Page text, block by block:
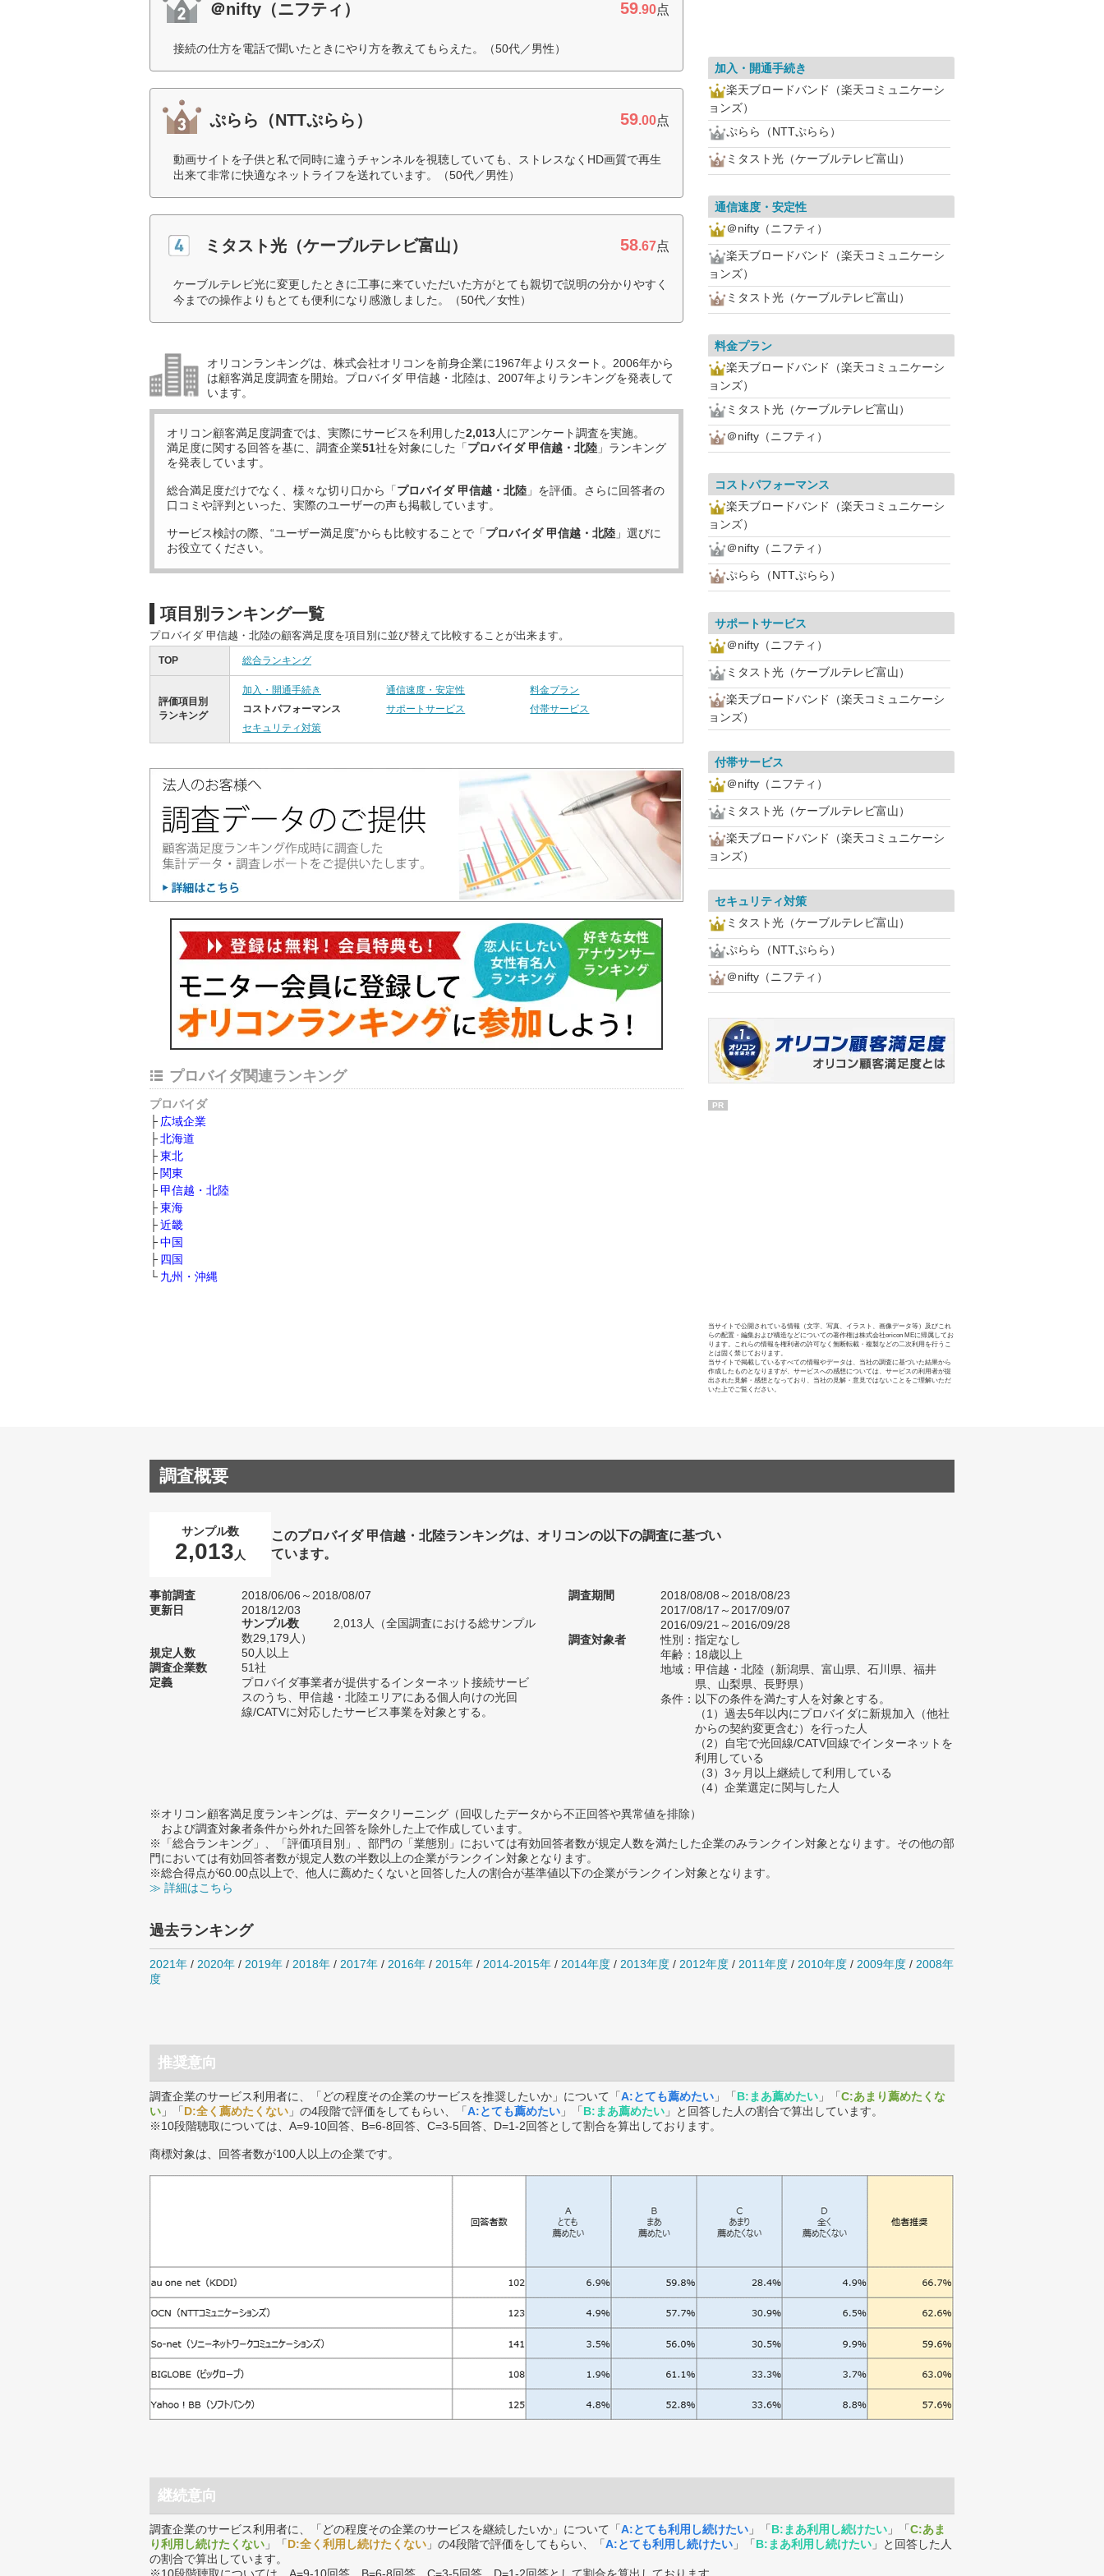
＠nifty（ニフティ） 59.90点
接続の仕方を電話で聞いたときにやり方を教えてもらえた。（50代／男性）
ぷらら（NTTぷらら） 59.00点
動画サイトを子供と私で同時に違うチャンネルを視聴していても、ストレスなくHD画質で再生
出来て非常に快適なネットライフを送れています。（50代／男性）
ミタスト光（ケーブルテレビ富山） 58.67点
ケーブルテレビ光に変更したときに工事に来ていただいた方がとても親切で説明の分かりやすく
今までの操作よりもとても便利になり感激しました。（50代／女性）
オリコンランキングは、株式会社オリコンを前身企業に1967年よりスタート。2006年から
は顧客満足度調査を開始。プロバイダ 甲信越・北陸は、2007年よりランキングを発表して
います。
オリコン顧客満足度調査では、実際にサービスを利用した2,013人にアンケート調査を実施。
満足度に関する回答を基に、調査企業51社を対象にした「プロバイダ 甲信越・北陸 」ランキング
を発表しています。
総合満足度だけでなく、様々な切り口から「プロバイダ 甲信越・北陸 」を評価。さらに回答者の
口コミや評判といった、実際のユーザーの声も掲載しています。
サービス検討の際、“ユーザー満足度”からも比較することで「プロバイダ 甲信越・北陸 」選びに
お役立てください。
項目別ランキング一覧
プロバイダ 甲信越・北陸の顧客満足度を項目別に並び替えて比較することが出来ます。
TOP 総合ランキング
評価項目別
ランキング
加入・開通手続き 通信速度・安定性
料金プラン
コストパフォーマンス
サポートサービス
付帯サービス
セキュリティ対策
プロバイダ関連ランキング
プロバイダ
広域企業
北海道
東北
関東
甲信越・北陸
東海
近畿
中国
四国
九州・沖縄
加入・開通手続き
楽天ブロードバンド（楽天コミュニケーシ
ョンズ）
ぷらら（NTTぷらら）
ミタスト光（ケーブルテレビ富山）
通信速度・安定性
＠nifty（ニフティ）
楽天ブロードバンド（楽天コミュニケーシ
ョンズ）
ミタスト光（ケーブルテレビ富山）
料金プラン
楽天ブロードバンド（楽天コミュニケーシ
ョンズ）
ミタスト光（ケーブルテレビ富山）
＠nifty（ニフティ）
コストパフォーマンス
楽天ブロードバンド（楽天コミュニケーシ
ョンズ）
＠nifty（ニフティ）
ぷらら（NTTぷらら）
サポートサービス
＠nifty（ニフティ）
ミタスト光（ケーブルテレビ富山）
楽天ブロードバンド（楽天コミュニケーシ
ョンズ）
付帯サービス
＠nifty（ニフティ）
ミタスト光（ケーブルテレビ富山）
楽天ブロードバンド（楽天コミュニケーシ
ョンズ）
セキュリティ対策
ミタスト光（ケーブルテレビ富山）
ぷらら（NTTぷらら）
＠nifty（ニフティ）
PR
当サイトで公開されている情報（文字、写真、イラスト、画像データ等）及びこれ
らの配置・編集および構造などについての著作権は株式会社oricon MEに帰属してお
ります。これらの情報を権利者の許可なく無断転載・複製などの二次利用を行うこ
とは固く禁じております。
当サイトで掲載しているすべての情報やデータは、当社の調査に基づいた結果から
作成したものとなりますが、サービスへの感想については、サービスの利用者が提
出された見解・感想となっており、当社の見解・意見ではないことをご理解いただ
いた上でご覧ください。
調査概要
サンプル数
2,013 人
このプロバイダ 甲信越・北陸ランキングは、オリコンの以下の調査に基づい
ています。
事前調査
2018/06/06～2018/08/07
更新日
2018/12/03
サンプル数
2,013人（全国調査における総サンプル
数29,179人）
規定人数
50人以上
調査企業数
51社
定義
プロバイダ事業者が提供するインターネット接続サービ
スのうち、甲信越・北陸エリアにある個人向けの光回
線/CATVに対応したサービス事業を対象とする。
調査期間
2018/08/08～2018/08/23
2017/08/17～2017/09/07
2016/09/21～2016/09/28
調査対象者
性別：指定なし
年齢：18歳以上
地域：甲信越・北陸（新潟県、富山県、石川県、福井
県、山梨県、長野県）
条件：以下の条件を満たす人を対象とする。
（1）過去5年以内にプロバイダに新規加入（他社
からの契約変更含む）を行った人
（2）自宅で光回線/CATV回線でインターネットを
利用している
（3）3ヶ月以上継続して利用している
（4）企業選定に関与した人
※オリコン顧客満足度ランキングは、データクリーニング（回収したデータから不正回答や異常値を排除）
および調査対象者条件から外れた回答を除外した上で作成しています。
※「総合ランキング」、「評価項目別」、部門の「業態別」においては有効回答者数が規定人数を満たした企業のみランクイン対象となります。その他の部
門においては有効回答者数が規定人数の半数以上の企業がランクイン対象となります。
※総合得点が60.00点以上で、他人に薦めたくないと回答した人の割合が基準値以下の企業がランクイン対象となります。
≫ 詳細はこちら
過去ランキング
2021年 / 2020年 / 2019年 / 2018年 / 2017年 / 2016年 / 2015年 / 2014-2015年 / 2014年度 / 2013年度 / 2012年度 / 2011年度 / 2010年度 / 2009年度 / 2008年
度
推奨意向
調査企業のサービス利用者に、「どの程度その企業のサービスを推奨したいか」について「A:とても薦めたい 」「B:まあ薦めたい 」「C:あまり薦めたくな
い 」「D:全く薦めたくない 」の4段階で評価をしてもらい、「A:とても薦めたい 」「B:まあ薦めたい 」と回答した人の割合で算出しています。
※10段階聴取については、A=9-10回答、B=6-8回答、C=3-5回答、D=1-2回答として割合を算出しております。
商標対象は、回答者数が100人以上の企業です。
継続意向
調査企業のサービス利用者に、「どの程度その企業のサービスを継続したいか」について「A:とても利用し続けたい 」「B:まあ利用し続けたい 」「C:あま
り利用し続けたくない 」「D:全く利用し続けたくない 」の4段階で評価をしてもらい、「A:とても利用し続けたい 」「B:まあ利用し続けたい 」と回答した人
の割合で算出しています。